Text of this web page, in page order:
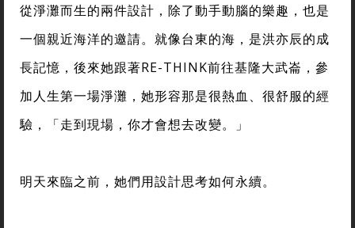
從淨灘而生的兩件設計，除了動手動腦的樂趣，也是
一個親近海洋的邀請。就像台東的海，是洪亦辰的成
長記憶，後來她跟著RE-THINK前往基隆大武崙，參
加人生第一場淨灘，她形容那是很熱血、很舒服的經
驗，「走到現場，你才會想去改變。」
明天來臨之前，她們用設計思考如何永續。